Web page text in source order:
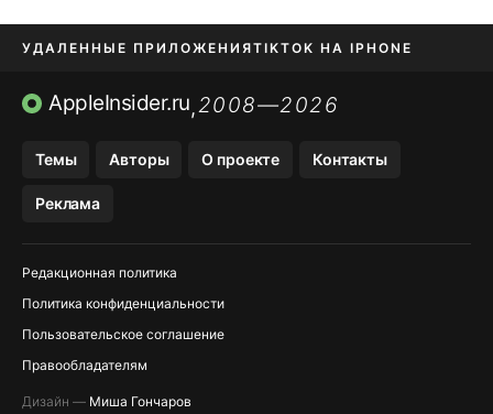
УДАЛЕННЫЕ ПРИЛОЖЕНИЯTIKTOK НА IPHONE
ПРИЛОЖЕНИЯ БЕЗ APP STORE
AppleInsider.ru,2008—2026
Темы Авторы О проекте Контакты
Реклама
Редакционная политика
Политика конфиденциальности
Пользовательское соглашение
Правообладателям
Дизайн — Миша Гончаров